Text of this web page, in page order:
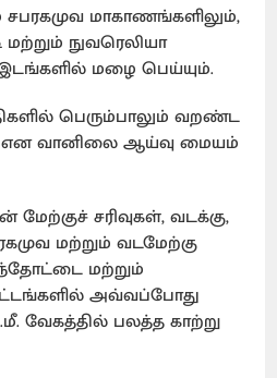
சபரகமுவ மாகாணங்களிலும்,
நுவரெலியா
மழை பெய்யும்.
பெரும்பாலும் வறண்ட
என வானிலை ஆய்வு மையம்
மேற்குச் சரிவுகள், வடக்கு,
மற்றும் வடமேற்கு
மற்றும்
அவ்வப்போது
வேகத்தில் பலத்த காற்று